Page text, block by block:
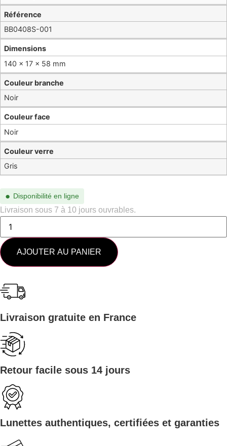
Référence
BB0408S-001
Dimensions
140 × 17 × 58 mm
Couleur branche
Noir
Couleur face
Noir
Couleur verre
Gris
● Disponibilité en ligne
Livraison sous 7 à 10 jours ouvrables.
AJOUTER AU PANIER
Livraison gratuite en France
Retour facile sous 14 jours
Lunettes authentiques, certifiées et garanties